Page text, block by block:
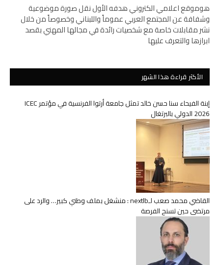
هوموقع اعلامي الكتروني هدفه الأول نقل صورة موضوعية
وشفافة عن المجتمع العربي عموماً واللبناني وخصوصاً من خلال
نشر مقابلات خاصة مع شخصيات رائدة في مجالها المهني بقصد
ابرازها والتعرف عليها
الأكثر قراءة هذا الشهر
إبنة الفيحاء سنا حسن خالد تمثل جامعة أرتوا الفرنسية في مؤتمر ICEC
2026 الدولي بالبرتغال
القاضي محمد صعب لـnextlb : منشغل بملف وطني كبير… والرد على
مرتضى حين تسنح الفرصة